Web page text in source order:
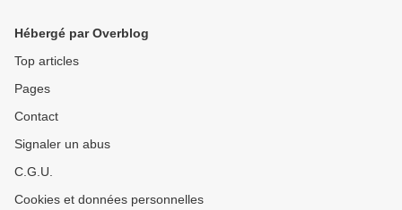
Hébergé par Overblog
Top articles
Pages
Contact
Signaler un abus
C.G.U.
Cookies et données personnelles